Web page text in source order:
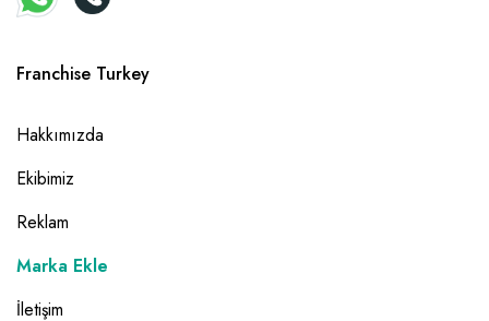
Franchise Turkey
Hakkımızda
Ekibimiz
Reklam
Marka Ekle
İletişim